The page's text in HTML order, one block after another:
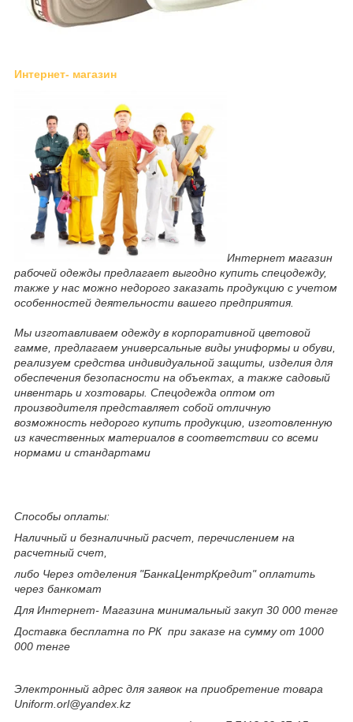
Интернет- магазин
Интернет магазин
рабочей одежды предлагает выгодно купить спецодежду,
также у нас можно недорого заказать продукцию с учетом
особенностей деятельности вашего предприятия.
Мы изготавливаем одежду в корпоративной цветовой
гамме, предлагаем универсальные виды униформы и обуви,
реализуем средства индивидуальной защиты, изделия для
обеспечения безопасности на объектах, а также садовый
инвентарь и хозтовары. Спецодежда оптом от
производителя представляет собой отличную
возможность недорого купить продукцию, изготовленную
из качественных материалов в соответствии со всеми
нормами и стандартами
Способы оплаты:
Наличный и безналичный расчет, перечислением на
расчетный счет,
либо Через отделения "БанкаЦентрКредит" оплатить
через банкомат
Для Интернет- Магазина минимальный закуп 30 000 тенге
Доставка бесплатна по РК при заказе на сумму от 1000
000 тенге
Электронный адрес для заявок на приобретение товара
Uniform.orl@yandex.kz